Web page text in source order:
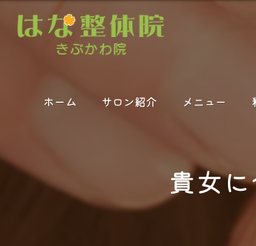
ホーム サロン紹介 メニュー
貴女